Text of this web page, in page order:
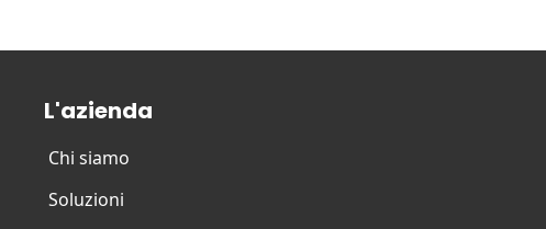
L'azienda
Chi siamo
Soluzioni